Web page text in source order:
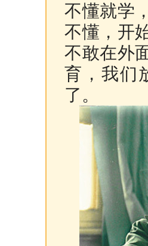
不懂就学
不懂，开
不敢在外
育，我们
了。